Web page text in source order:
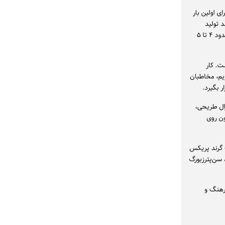
هستند و برای اولین بار
تولید
لباس، طراحی، تمرین و گریم زمان‌بر بوده و برای قطعات جدیدی که به برنامه اضافه شده، حدود ۴ تا ۵
کار
مخاطبان
بگیرد.
طریحی،
هنرمند هم کنارشون روی
کسب گرند پریکس
سن‌پترزبورگ
فرهنگ و